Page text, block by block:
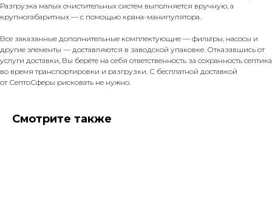
Разгрузка малых очистительных систем выполняется вручную, а
крупногабаритных — с помощью крана-манипулятора.
Все заказанные дополнительные комплектующие — фильтры, насосы и
другие элементы — доставляются в заводской упаковке. Отказавшись от
услуги доставки, Вы берёте на себя ответственность за сохранность септика
во время транспортировки и разгрузки. С бесплатной доставкой
от СептоСферы рисковать не нужно.
Смотрите также